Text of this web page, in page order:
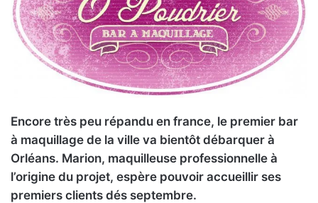
r
u
n
c
o
r
i
e
l
Encore très peu répandu en france, le premier bar
à maquillage de la ville va bientôt débarquer à
Orléans. Marion, maquilleuse professionnelle à
l’origine du projet, espère pouvoir accueillir ses
premiers clients dés septembre.